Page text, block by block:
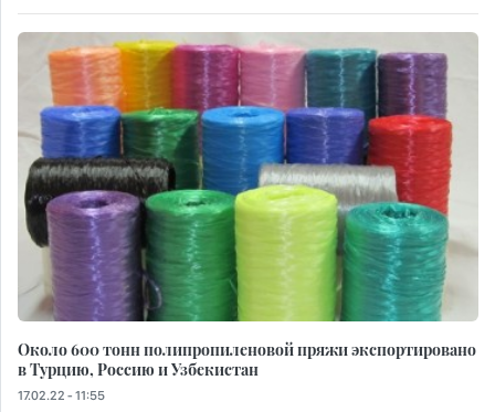
Около 600 тонн полипропиленовой пряжи экспортировано
в Турцию, Россию и Узбекистан
17.02.22 - 11:55